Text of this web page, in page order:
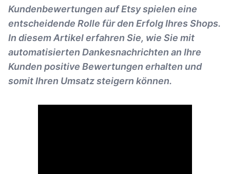
Kundenbewertungen auf Etsy spielen eine
entscheidende Rolle für den Erfolg Ihres Shops.
In diesem Artikel erfahren Sie, wie Sie mit
automatisierten Dankesnachrichten an Ihre
Kunden positive Bewertungen erhalten und
somit Ihren Umsatz steigern können.